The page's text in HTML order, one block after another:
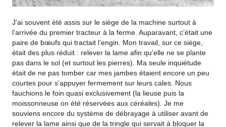
J’ai souvent été assis sur le siège de la machine surtout à
l’arrivée du premier tracteur à la ferme. Auparavant, c’était une
paire de bœufs qui tractait l’engin. Mon travail, sur ce siège,
était des plus réduit : relever la lame afin qu’elle ne se plante
pas dans le sol (et surtout les pierres). Ma seule inquiétude
était de ne pas tomber car mes jambes étaient encore un peu
courtes pour s’appuyer fermement sur leurs cales. Nous
fauchions le foin quasi exclusivement (la lieuse puis la
moissonneuse on été réservées aux céréales). Je me
souviens encore du système de débrayage à utiliser avant de
relever la lame ainsi que de la tringle qui servait à bloquer la